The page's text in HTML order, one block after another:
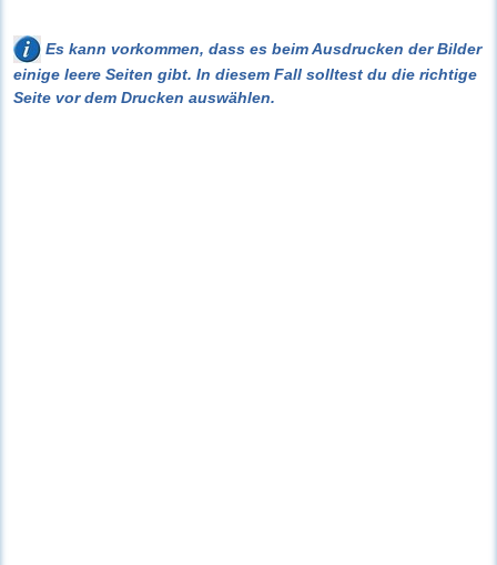
Es kann vorkommen, dass es beim Ausdrucken der Bilder
einige leere Seiten gibt. In diesem Fall solltest du die richtige
Seite vor dem Drucken auswählen.